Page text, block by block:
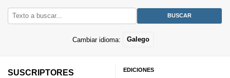
Cambiar idioma: Galego
SUSCRIPTORES
EDICIONES